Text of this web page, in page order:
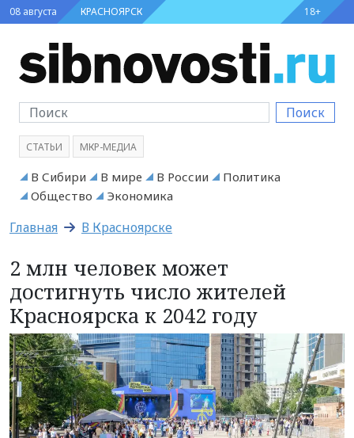
08 августа КРАСНОЯРСК 18+
Поиск
СТАТЬИ МКР-МЕДИА
В Сибири В мире В России
Политика
Общество
Экономика
Главная В Красноярске
2 млн человек может
достигнуть число жителей
Красноярска к 2042 году